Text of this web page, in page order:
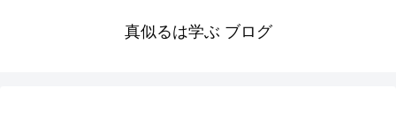
真似るは学ぶ ブログ